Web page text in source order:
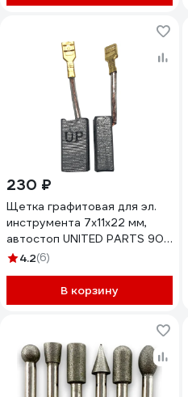
230 ₽
Щетка графитовая для эл.
инструмента 7x11x22 мм,
автостоп UNITED PARTS 90-
1283
4.2(6)
В корзину